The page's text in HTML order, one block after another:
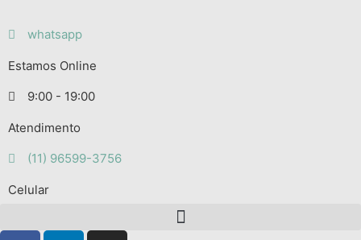
whatsapp
Estamos Online
9:00 - 19:00
Atendimento
(11) 96599-3756
Celular